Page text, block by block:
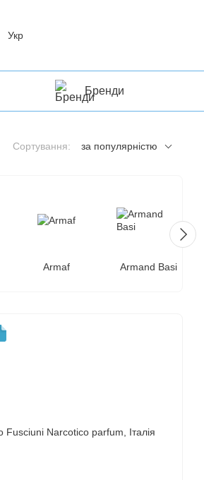
Укр
Бренди
Сортування: за популярністю
Armaf Armand Basi